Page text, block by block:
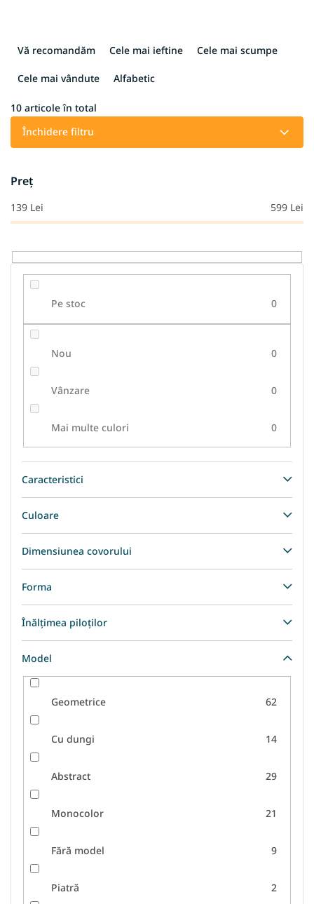
e
e
t
p
r
o
u
s
Vă recomandăm Cele mai ieftine Cele mai scumpe
Cele mai vândute Alfabetic
10 articole în total
Închidere filtru
Preţ
139 Lei 599 Lei
Pe stoc 0
Nou 0
Vânzare 0
Mai multe culori 0
Caracteristici
Culoare
Dimensiunea covorului
Forma
Înălțimea piloților
Model
Geometrice 62
Cu dungi 14
Abstract 29
Monocolor 21
Fără model 9
Piatră 2